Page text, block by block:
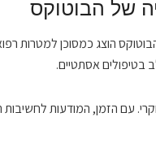
של הבוטוקס
הוצג כמסוכן למטרות
אסתטיים.
עם הזמן, המודעות